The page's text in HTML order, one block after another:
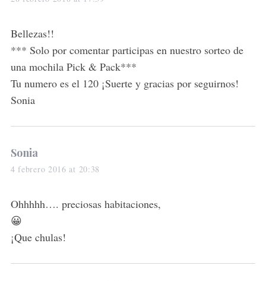
s
:
Bellezas!!
*** Solo por comentar participas en nuestro sorteo de
una mochila Pick & Pack***
Tu numero es el 120 ¡Suerte y gracias por seguirnos!
Sonia
s
a
s
:
Sonia
4 febrero 2016 at 20:38
Ohhhhh…. preciosas habitaciones,
😀
¡Que chulas!